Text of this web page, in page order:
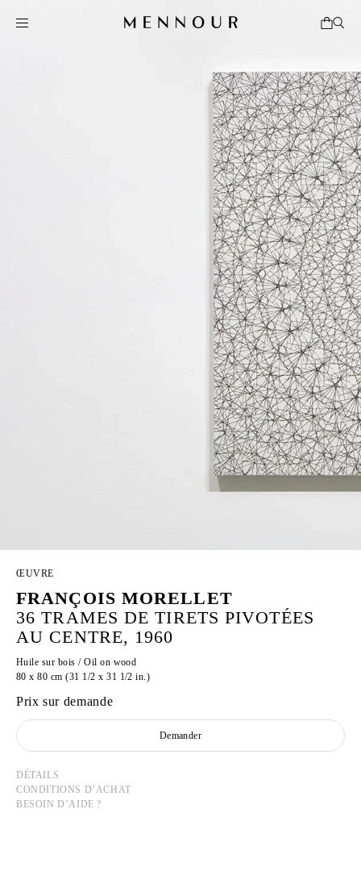
ŒUVRE
FRANÇOIS MORELLET
36 TRAMES DE TIRETS PIVOTÉES
AU CENTRE, 1960
Huile sur bois / Oil on wood
80 x 80 cm (31 1/2 x 31 1/2 in.)
Prix sur demande
Demander
DÉTAILS
CONDITIONS D’ACHAT
BESOIN D’AIDE ?